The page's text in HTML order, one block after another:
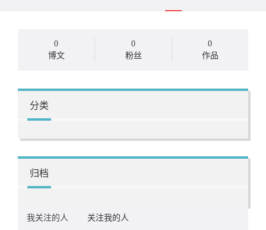
0
博文
0
粉丝
0
作品
分类
归档
我关注的人 关注我的人